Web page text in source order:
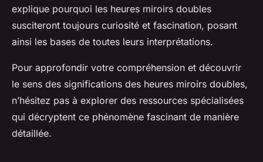
explique pourquoi les heures miroirs doubles
susciteront toujours curiosité et fascination, posant
ainsi les bases de toutes leurs interprétations.
Pour approfondir votre compréhension et découvrir
le sens des significations des heures miroirs doubles,
n’hésitez pas à explorer des ressources spécialisées
qui décryptent ce phénomène fascinant de manière
détaillée.